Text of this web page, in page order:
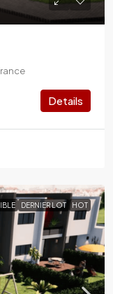
Details
DERNIER LOT HOT